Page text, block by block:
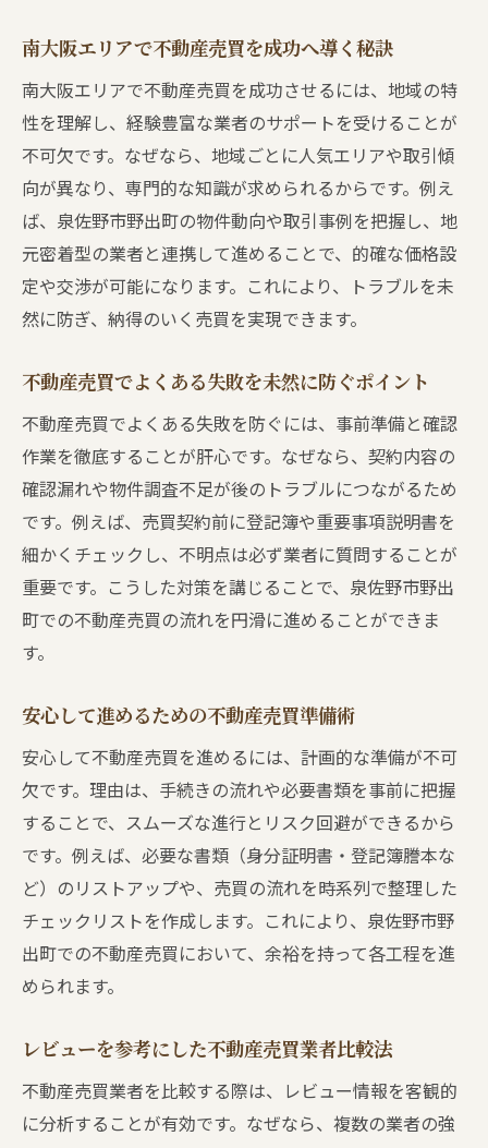
不動産売買でやりがちな間違いと回避策
失敗しない不動産売買のための具体的な手順
不動産売買で失敗しないための流れガイド
手続きごとの不動産売買注意事項を徹底整
理
南大阪エリアの不動産売買で実践すべき手
順
不動産売買における査定から契約までの流
れ
専門家が教える不動産売買成功のコツ
泉佐野市野出町の不動産売買で押さえるべきポ
不動産売買のポイントと地域事情の重要性
口コミで分かる不動産売買の成功ポイント
土地や中古物件の不動産売買ポイント
現場で活きる不動産売買の交渉術
トラブル回避に役立つ不動産売買の心得
不動産売買トラブルを防ぐ心得と対策法
不動産売買で後悔しないための注意ポイン
不動産売買の口コミに学ぶトラブル事例
不動産売買時の書類管理と確認ポイント
交渉時に役立つ不動産売買の心構え
不動産売買で信頼を築くための行動指針
不動産売買の口コミに見る実際の体験談
レビューから学ぶ不動産売買の選び方
不動産売買の現場で語られる失敗と成功例
南大阪エリアで不動産売買を成功へ導く秘訣
南大阪エリアで不動産売買を成功させるには、地域の特
性を理解し、経験豊富な業者のサポートを受けることが
不可欠です。なぜなら、地域ごとに人気エリアや取引傾
向が異なり、専門的な知識が求められるからです。例え
ば、泉佐野市野出町の物件動向や取引事例を把握し、地
元密着型の業者と連携して進めることで、的確な価格設
定や交渉が可能になります。これにより、トラブルを未
然に防ぎ、納得のいく売買を実現できます。
不動産売買でよくある失敗を未然に防ぐポイント
不動産売買でよくある失敗を防ぐには、事前準備と確認
作業を徹底することが肝心です。なぜなら、契約内容の
確認漏れや物件調査不足が後のトラブルにつながるため
です。例えば、売買契約前に登記簿や重要事項説明書を
細かくチェックし、不明点は必ず業者に質問することが
重要です。こうした対策を講じることで、泉佐野市野出
町での不動産売買の流れを円滑に進めることができま
す。
安心して進めるための不動産売買準備術
安心して不動産売買を進めるには、計画的な準備が不可
欠です。理由は、手続きの流れや必要書類を事前に把握
することで、スムーズな進行とリスク回避ができるから
です。例えば、必要な書類（身分証明書・登記簿謄本な
ど）のリストアップや、売買の流れを時系列で整理した
チェックリストを作成します。これにより、泉佐野市野
出町での不動産売買において、余裕を持って各工程を進
められます。
レビューを参考にした不動産売買業者比較法
不動産売買業者を比較する際は、レビュー情報を客観的
に分析することが有効です。なぜなら、複数の業者の強